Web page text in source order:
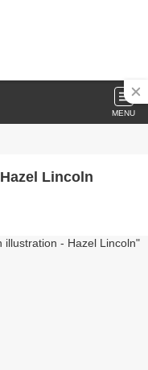
MENU
Lincoln